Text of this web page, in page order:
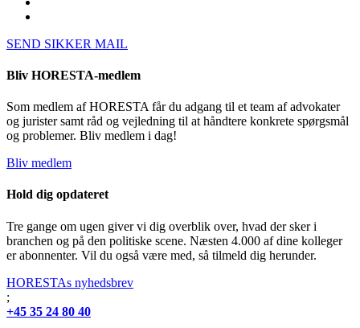
SEND SIKKER MAIL
Bliv HORESTA-medlem
Som medlem af HORESTA får du adgang til et team af advokater
og jurister samt råd og vejledning til at håndtere konkrete spørgsmål
og problemer. Bliv medlem i dag!
Bliv medlem
Hold dig opdateret
Tre gange om ugen giver vi dig overblik over, hvad der sker i
branchen og på den politiske scene. Næsten 4.000 af dine kolleger
er abonnenter. Vil du også være med, så tilmeld dig herunder.
HORESTAs nyhedsbrev
;
+45 35 24 80 40